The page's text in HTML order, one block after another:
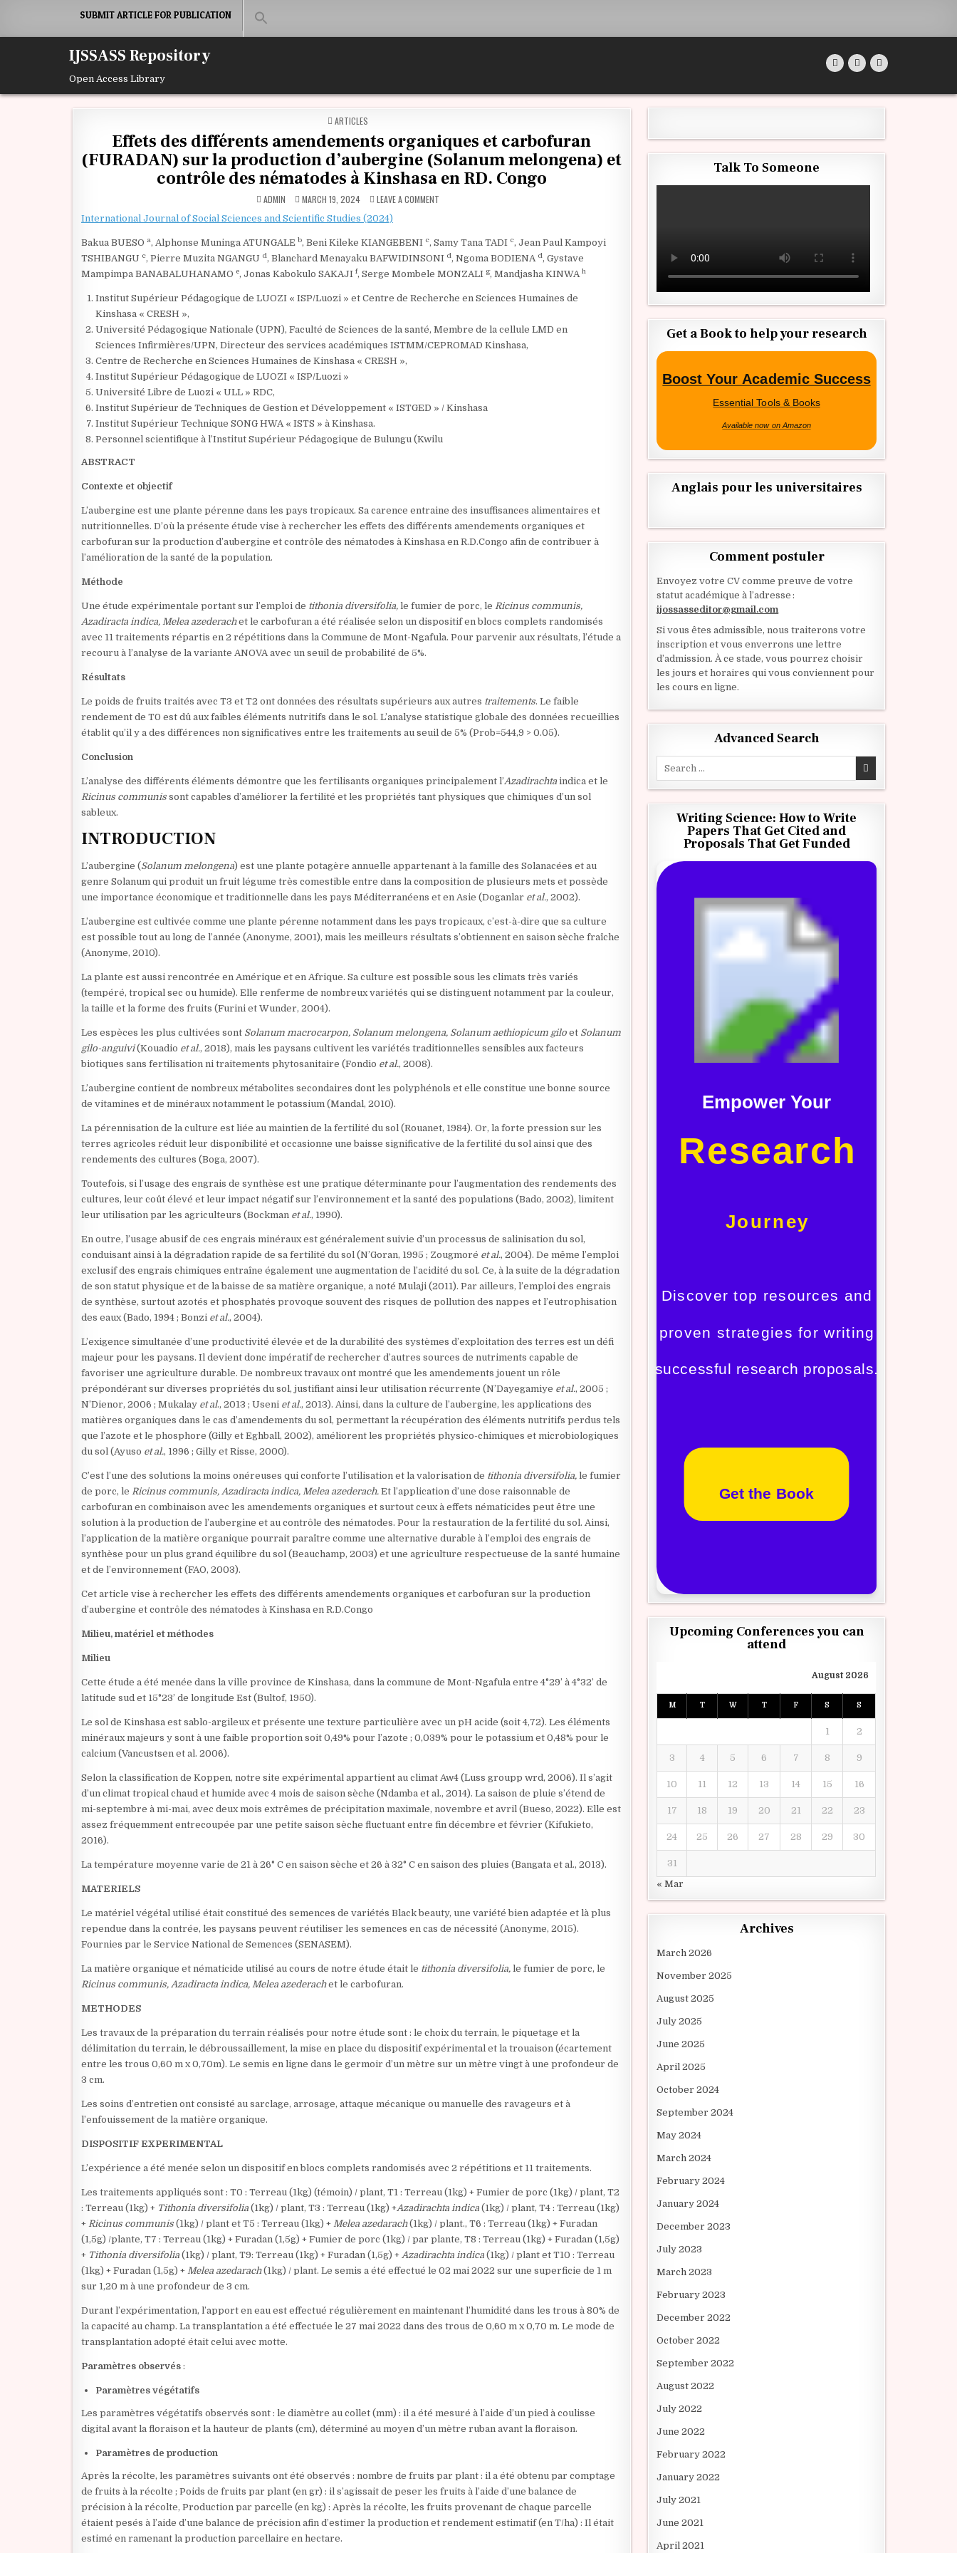
SUBMIT ARTICLE FOR PUBLICATION
IJSSASS Repository
Open Access Library
POSTED IN
ARTICLES
Effets des différents amendements organiques et carbofuran
(FURADAN) sur la production d’aubergine (Solanum melongena) et
contrôle des nématodes à Kinshasa en RD. Congo
ADMIN MARCH 19, 2024 LEAVE A COMMENT
International Journal of Social Sciences and Scientific Studies (2024)
Bakua BUESO a, Alphonse Muninga ATUNGALE b, Beni Kileke KIANGEBENI c, Samy Tana TADI c, Jean Paul Kampoyi
TSHIBANGU c, Pierre Muzita NGANGU d, Blanchard Menayaku BAFWIDINSONI d, Ngoma BODIENA d, Gystave
Mampimpa BANABALUHANAMO e, Jonas Kabokulo SAKAJI f, Serge Mombele MONZALI g, Mandjasha KINWAh
Institut Supérieur Pédagogique de LUOZI « ISP/Luozi » et Centre de Recherche en Sciences Humaines de
Kinshasa « CRESH »,
Université Pédagogique Nationale (UPN), Faculté de Sciences de la santé, Membre de la cellule LMD en
Sciences Infirmières/UPN, Directeur des services académiques ISTMM/CEPROMAD Kinshasa,
Centre de Recherche en Sciences Humaines de Kinshasa « CRESH »,
Institut Supérieur Pédagogique de LUOZI « ISP/Luozi »
Université Libre de Luozi « ULL » RDC,
Institut Supérieur de Techniques de Gestion et Développement « ISTGED » / Kinshasa
Institut Supérieur Technique SONG HWA « ISTS » à Kinshasa.
Personnel scientifique à l’Institut Supérieur Pédagogique de Bulungu (Kwilu
ABSTRACT
Contexte et objectif
L’aubergine est une plante pérenne dans les pays tropicaux. Sa carence entraine des insuffisances alimentaires et
nutritionnelles. D’où la présente étude vise à rechercher les effets des différents amendements organiques et
carbofuran sur la production d’aubergine et contrôle des nématodes à Kinshasa en R.D.Congo afin de contribuer à
l’amélioration de la santé de la population.
Méthode
Une étude expérimentale portant sur l’emploi de tithonia diversifolia, le fumier de porc, le Ricinus communis,
Azadiracta indica, Melea azederachet le carbofuran a été réalisée selon un dispositif en blocs complets randomisés
avec 11 traitements répartis en 2 répétitions dans la Commune de Mont-Ngafula. Pour parvenir aux résultats, l’étude a
recouru à l’analyse de la variante ANOVA avec un seuil de probabilité de 5%.
Résultats
Le poids de fruits traités avec T3 et T2 ont données des résultats supérieurs aux autres traitements. Le faible
rendement de T0 est dû aux faibles éléments nutritifs dans le sol. L’analyse statistique globale des données recueillies
établit qu’il y a des différences non significatives entre les traitements au seuil de 5% (Prob=544,9 > 0.05).
Conclusion
L’analyse des différents éléments démontre que les fertilisants organiques principalement l’Azadirachta indica et le
Ricinus communis sont capables d’améliorer la fertilité et les propriétés tant physiques que chimiques d’un sol
sableux.
INTRODUCTION
L’aubergine (Solanum melongena) est une plante potagère annuelle appartenant à la famille des Solanacées et au
genre Solanum qui produit un fruit légume très comestible entre dans la composition de plusieurs mets et possède
une importance économique et traditionnelle dans les pays Méditerranéens et en Asie (Doganlar et al., 2002).
L’aubergine est cultivée comme une plante pérenne notamment dans les pays tropicaux, c’est-à-dire que sa culture
est possible tout au long de l’année (Anonyme, 2001), mais les meilleurs résultats s’obtiennent en saison sèche fraîche
(Anonyme, 2010).
La plante est aussi rencontrée en Amérique et en Afrique. Sa culture est possible sous les climats très variés
(tempéré, tropical sec ou humide). Elle renferme de nombreux variétés qui se distinguent notamment par la couleur,
la taille et la forme des fruits (Furini et Wunder, 2004).
Les espèces les plus cultivées sont Solanum macrocarpon, Solanum melongena, Solanum aethiopicum gilo et Solanum
gilo-anguivi(Kouadio et al., 2018), mais les paysans cultivent les variétés traditionnelles sensibles aux facteurs
biotiques sans fertilisation ni traitements phytosanitaire (Fondio et al., 2008).
L’aubergine contient de nombreux métabolites secondaires dont les polyphénols et elle constitue une bonne source
de vitamines et de minéraux notamment le potassium (Mandal, 2010).
La pérennisation de la culture est liée au maintien de la fertilité du sol (Rouanet, 1984). Or, la forte pression sur les
terres agricoles réduit leur disponibilité et occasionne une baisse significative de la fertilité du sol ainsi que des
rendements des cultures (Boga, 2007).
Toutefois, si l’usage des engrais de synthèse est une pratique déterminante pour l’augmentation des rendements des
cultures, leur coût élevé et leur impact négatif sur l’environnement et la santé des populations (Bado, 2002), limitent
leur utilisation par les agriculteurs (Bockman et al., 1990).
En outre, l’usage abusif de ces engrais minéraux est généralement suivie d’un processus de salinisation du sol,
conduisant ainsi à la dégradation rapide de sa fertilité du sol (N’Goran, 1995 ; Zougmoré et al., 2004). De même l’emploi
exclusif des engrais chimiques entraîne également une augmentation de l’acidité du sol. Ce, à la suite de la dégradation
de son statut physique et de la baisse de sa matière organique, a noté Mulaji (2011). Par ailleurs, l’emploi des engrais
de synthèse, surtout azotés et phosphatés provoque souvent des risques de pollution des nappes et l’eutrophisation
des eaux (Bado, 1994 ; Bonzi et al., 2004).
L’exigence simultanée d’une productivité élevée et de la durabilité des systèmes d’exploitation des terres est un défi
majeur pour les paysans. Il devient donc impératif de rechercher d’autres sources de nutriments capable de
favoriser une agriculture durable. De nombreux travaux ont montré que les amendements jouent un rôle
prépondérant sur diverses propriétés du sol, justifiant ainsi leur utilisation récurrente (N’Dayegamiye et al., 2005 ;
N’Dienor, 2006 ; Mukalay et al., 2013 ; Useni et al., 2013). Ainsi, dans la culture de l’aubergine, les applications des
matières organiques dans le cas d’amendements du sol, permettant la récupération des éléments nutritifs perdus tels
que l’azote et le phosphore (Gilly et Eghball, 2002), améliorent les propriétés physico-chimiques et microbiologiques
du sol (Ayuso et al., 1996 ; Gilly et Risse, 2000).
C’est l’une des solutions la moins onéreuses qui conforte l’utilisation et la valorisation de tithonia diversifolia, le fumier
de porc, le Ricinus communis, Azadiracta indica, Melea azederach. Et l’application d’une dose raisonnable de
carbofuran en combinaison avec les amendements organiques et surtout ceux à effets nématicides peut être une
solution à la production de l’aubergine et au contrôle des nématodes. Pour la restauration de la fertilité du sol. Ainsi,
l’application de la matière organique pourrait paraître comme une alternative durable à l’emploi des engrais de
synthèse pour un plus grand équilibre du sol (Beauchamp, 2003) et une agriculture respectueuse de la santé humaine
et de l’environnement (FAO, 2003).
Cet article vise à rechercher les effets des différents amendements organiques et carbofuran sur la production
d’aubergine et contrôle des nématodes à Kinshasa en R.D.Congo
Milieu, matériel et méthodes
Milieu
Cette étude a été menée dans la ville province de Kinshasa, dans la commune de Mont-Ngafula entre 4°29’ à 4°32’ de
latitude sud et 15°23’ de longitude Est (Bultof, 1950).
Le sol de Kinshasa est sablo-argileux et présente une texture particulière avec un pH acide (soit 4,72). Les éléments
minéraux majeurs y sont à une faible proportion soit 0,49% pour l’azote ; 0,039% pour le potassium et 0,48% pour le
calcium (Vancustsen et al. 2006).
Selon la classification de Koppen, notre site expérimental appartient au climat Aw4 (Luss groupp wrd, 2006). Il s’agit
d’un climat tropical chaud et humide avec 4 mois de saison sèche (Ndamba et al., 2014). La saison de pluie s’étend de
mi-septembre à mi-mai, avec deux mois extrêmes de précipitation maximale, novembre et avril (Bueso, 2022). Elle est
assez fréquemment entrecoupée par une petite saison sèche fluctuant entre fin décembre et février (Kifukieto,
2016).
La température moyenne varie de 21 à 26° C en saison sèche et 26 à 32° C en saison des pluies (Bangata et al., 2013).
MATERIELS
Le matériel végétal utilisé était constitué des semences de variétés Black beauty, une variété bien adaptée et là plus
rependue dans la contrée, les paysans peuvent réutiliser les semences en cas de nécessité (Anonyme, 2015).
Fournies par le Service National de Semences (SENASEM).
La matière organique et nématicide utilisé au cours de notre étude était le tithonia diversifolia, le fumier de porc, le
Ricinus communis, Azadiracta indica, Melea azederachet le carbofuran.
METHODES
Les travaux de la préparation du terrain réalisés pour notre étude sont : le choix du terrain, le piquetage et la
délimitation du terrain, le débroussaillement, la mise en place du dispositif expérimental et la trouaison (écartement
entre les trous 0,60 m x 0,70m). Le semis en ligne dans le germoir d’un mètre sur un mètre vingt à une profondeur de
3 cm.
Les soins d’entretien ont consisté au sarclage, arrosage, attaque mécanique ou manuelle des ravageurs et à
l’enfouissement de la matière organique.
DISPOSITIF EXPERIMENTAL
L’expérience a été menée selon un dispositif en blocs complets randomisés avec 2 répétitions et 11 traitements.
Les traitements appliqués sont : T0 : Terreau (1kg) (témoin) / plant, T1 : Terreau (1kg) + Fumier de porc (1kg) / plant, T2
: Terreau (1kg) + Tithonia diversifolia (1kg) / plant, T3 : Terreau (1kg) +Azadirachta indica (1kg) / plant, T4 : Terreau (1kg)
+ Ricinus communis (1kg) / plant et T5 : Terreau (1kg) + Melea azedarach(1kg) / plant., T6 : Terreau (1kg) + Furadan
(1,5g) /plante, T7 : Terreau (1kg) + Furadan (1,5g) + Fumier de porc (1kg) / par plante, T8 : Terreau (1kg) + Furadan (1,5g)
+ Tithonia diversifolia (1kg) / plant, T9: Terreau (1kg) + Furadan (1,5g) + Azadirachta indica (1kg) / plant et T10 : Terreau
(1kg) + Furadan (1,5g) + Melea azedarach(1kg) / plant. Le semis a été effectué le 02 mai 2022 sur une superficie de 1 m
sur 1,20 m à une profondeur de 3 cm.
Durant l’expérimentation, l’apport en eau est effectué régulièrement en maintenant l’humidité dans les trous à 80% de
la capacité au champ. La transplantation a été effectuée le 27 mai 2022 dans des trous de 0,60 m x 0,70 m. Le mode de
transplantation adopté était celui avec motte.
Paramètres observés :
Paramètres végétatifs
Les paramètres végétatifs observés sont : le diamètre au collet (mm) : il a été mesuré à l’aide d’un pied à coulisse
digital avant la floraison et la hauteur de plants (cm), déterminé au moyen d’un mètre ruban avant la floraison.
Paramètres de production
Après la récolte, les paramètres suivants ont été observés : nombre de fruits par plant : il a été obtenu par comptage
de fruits à la récolte ; Poids de fruits par plant (en gr) : il s’agissait de peser les fruits à l’aide d’une balance de
précision à la récolte, Production par parcelle (en kg) : Après la récolte, les fruits provenant de chaque parcelle
étaient pesés à l’aide d’une balance de précision afin d’estimer la production et rendement estimatif (en T/ha) : Il était
estimé en ramenant la production parcellaire en hectare.
Talk To Someone
Get a Book to help your research
Boost Your Academic Success
Essential Tools & Books
Available now on Amazon
Anglais pour les universitaires
Comment postuler
Envoyez votre CV comme preuve de votre
statut académique à l’adresse :
ijossasseditor@gmail.com
Si vous êtes admissible, nous traiterons votre
inscription et vous enverrons une lettre
d’admission. À ce stade, vous pourrez choisir
les jours et horaires qui vous conviennent pour
les cours en ligne.
Advanced Search
Search for:
Writing Science: How to Write
Papers That Get Cited and
Proposals That Get Funded
Empower Your
Research
Journey
Discover top resources and
proven strategies for writing
successful research proposals.
Get the Book
Upcoming Conferences you can
attend
August 2026
M T W T F S S
1 2
3 4 5 6 7 8 9
10 11 12 13 14 15 16
17 18 19 20 21 22 23
24 25 26 27 28 29 30
31
« Mar
Archives
March 2026
November 2025
August 2025
July 2025
June 2025
April 2025
October 2024
September 2024
May 2024
March 2024
February 2024
January 2024
December 2023
July 2023
March 2023
February 2023
December 2022
October 2022
September 2022
August 2022
July 2022
June 2022
February 2022
January 2022
July 2021
June 2021
April 2021